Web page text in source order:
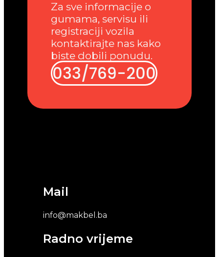
Mail
info@makbel.ba
Radno vrijeme
Za sve informacije o
gumama, servisu ili
registraciji vozila
kontaktirajte nas kako
biste dobili ponudu.
033/769-200